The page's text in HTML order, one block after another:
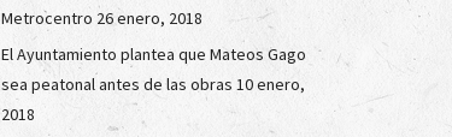
Metrocentro 26 enero, 2018
El Ayuntamiento plantea que Mateos Gago
sea peatonal antes de las obras 10 enero,
2018